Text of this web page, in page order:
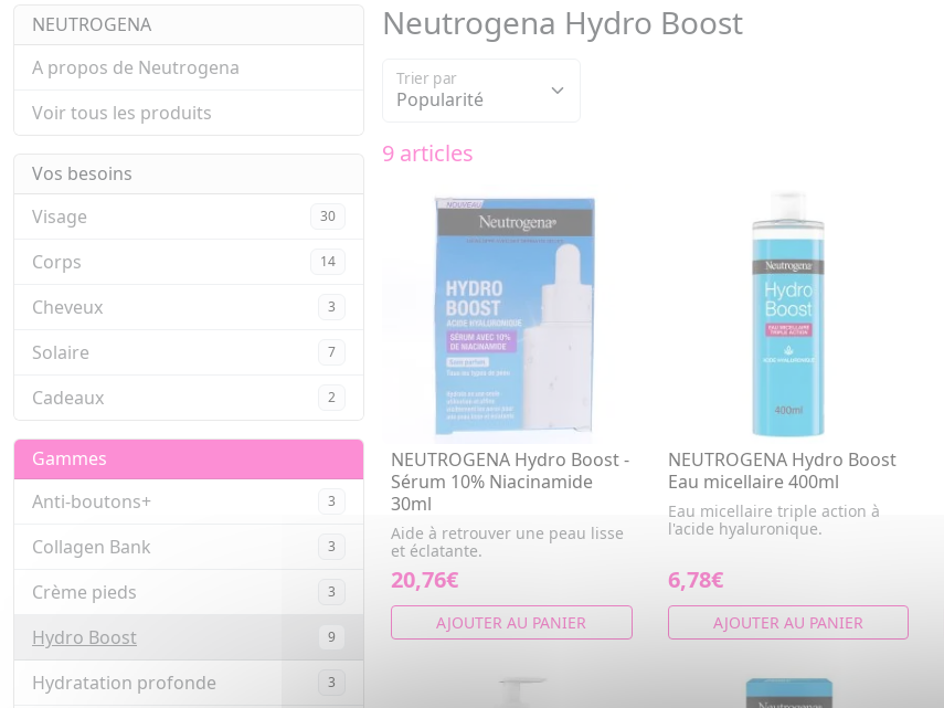
NEUTROGENA
A propos de Neutrogena
Voir tous les produits
Vos besoins
Visage
30
Corps 14
Cheveux 3
Solaire 7
Cadeaux 2
Gammes
Anti-boutons+
3
Collagen Bank 3
Crème pieds 3
Hydro Boost 9
Hydratation profonde 3
Neutrogena Hydro Boost
Trier par
9 articles
NEUTROGENA Hydro Boost -
Sérum 10% Niacinamide
30ml
Aide à retrouver une peau lisse
et éclatante.
20,76€
AJOUTER AU PANIER
NEUTROGENA Hydro Boost
Eau micellaire 400ml
Eau micellaire triple action à
l'acide hyaluronique.
6,78€
AJOUTER AU PANIER